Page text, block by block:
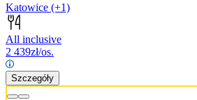
Katowice (+1)
All inclusive
2 439zł/os.
Szczegóły